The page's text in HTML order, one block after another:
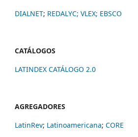
DIALNET; REDALYC; VLEX; EBSCO
CATÁLOGOS
LATINDEX CATÁLOGO 2.0
AGREGADORES
LatinRev; Latinoamericana; CORE